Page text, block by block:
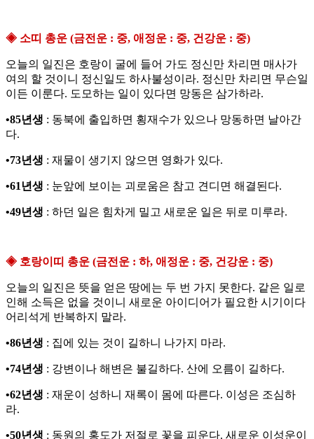
◈ 소띠 총운 (금전운 : 중, 애정운 : 중, 건강운 : 중)
오늘의 일진은 호랑이 굴에 들어 가도 정신만 차리면 매사가
여의 할 것이니 정신일도 하사불성이라. 정신만 차리면 무슨일
이든 이룬다. 도모하는 일이 있다면 망동은 삼가하라.
•85년생 : 동북에 출입하면 횡재수가 있으나 망동하면 날아간
다.
•73년생 : 재물이 생기지 않으면 영화가 있다.
•61년생 : 눈앞에 보이는 괴로움은 참고 견디면 해결된다.
•49년생 : 하던 일은 힘차게 밀고 새로운 일은 뒤로 미루라.
◈ 호랑이띠 총운 (금전운 : 하, 애정운 : 중, 건강운 : 중)
오늘의 일진은 뜻을 얻은 땅에는 두 번 가지 못한다. 같은 일로
인해 소득은 없을 것이니 새로운 아이디어가 필요한 시기이다
어리석게 반복하지 말라.
•86년생 : 집에 있는 것이 길하니 나가지 마라.
•74년생 : 강변이나 해변은 불길하다. 산에 오름이 길하다.
•62년생 : 재운이 성하니 재록이 몸에 따른다. 이성은 조심하
라.
•50년생 : 동원의 홍도가 저절로 꽃을 피운다. 새로운 이성운이